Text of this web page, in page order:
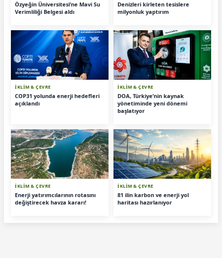
Özyeğin Üniversitesi’ne Mavi Su
Verimliliği Belgesi aldı
Denizleri kirleten tesislere
milyonluk yaptırım
İKLİM & ÇEVRE
COP31 yolunda enerji hedefleri
açıklandı
İKLİM & ÇEVRE
DOA, Türkiye’nin kaynak
yönetiminde yeni dönemi
başlatıyor
İKLİM & ÇEVRE
Enerji yatırımcılarının rotasını
değiştirecek havza kararı!
İKLİM & ÇEVRE
81 ilin karbon ve enerji yol
haritası hazırlanıyor